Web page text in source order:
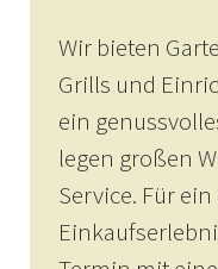
Wir bieten
Grills und
ein
legen großen
Service. Für